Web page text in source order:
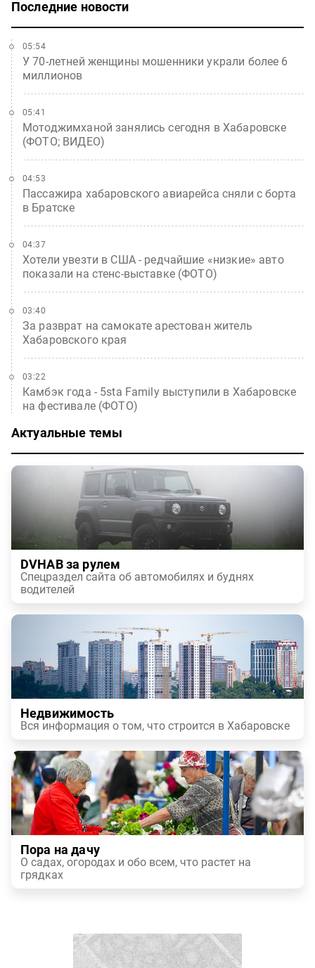
Последние новости
У 70-летней женщины мошенники украли более 6
миллионов
05:54
Мотоджимханой занялись сегодня в Хабаровске
(ФОТО; ВИДЕО)
05:41
Пассажира хабаровского авиарейса сняли с борта
в Братске
04:53
Хотели увезти в США - редчайшие «низкие» авто
показали на стенс-выставке (ФОТО)
04:37
За разврат на самокате арестован житель
Хабаровского края
03:40
Камбэк года - 5sta Family выступили в Хабаровске
на фестивале (ФОТО)
03:22
Актуальные темы
DVHAB за рулем
Спецраздел сайта об автомобилях и буднях
водителей
Недвижимость
Вся информация о том, что строится в Хабаровске
Пора на дачу
О садах, огородах и обо всем, что растет на
грядках